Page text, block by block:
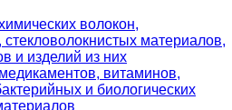
волокон,
стекловолокнистых материалов,
и изделий из них
витаминов,
и биологических